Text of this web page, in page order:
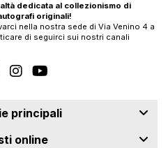
dedicata al collezionismo di
originali!
nella nostra sede di Via Venino 4 a
di seguirci sui nostri canali
principali
online